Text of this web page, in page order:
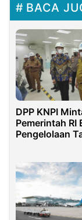
BACA
DPP KNPI
Pemerintah RI
Pengelolaan